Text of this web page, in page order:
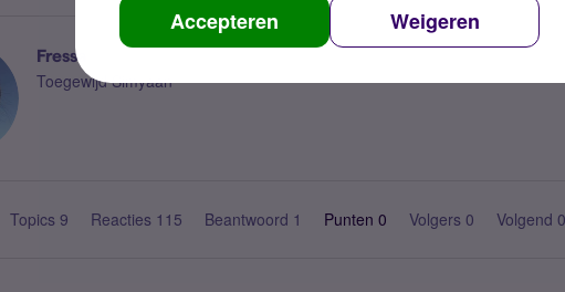
Accepteren Weigeren
Fressa
Toegewijd Simyaan
Topics 9 Reacties 115 Beantwoord 1 Punten 0 Volgers 0 Volgend 0